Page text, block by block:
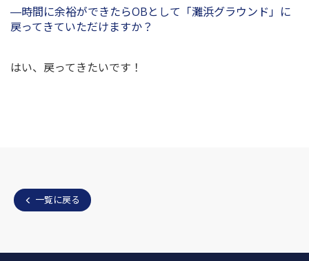
―時間に余裕ができたらOBとして「灘浜グラウンド」に
戻ってきていただけますか？
はい、戻ってきたいです！
一覧に戻る